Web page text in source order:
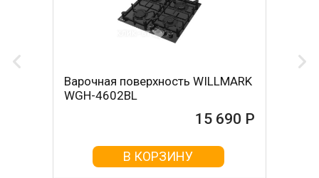
Варочная поверхность WILLMARK
WGH-4602BL
15 690 Р
В КОРЗИНУ